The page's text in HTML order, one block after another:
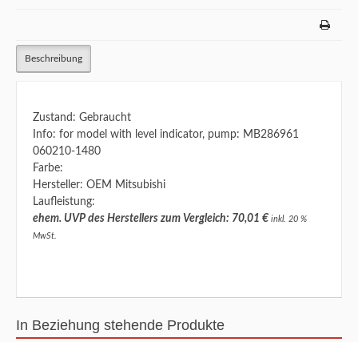
Beschreibung
Zustand: Gebraucht
Info: for model with level indicator, pump: MB286961
060210-1480
Farbe:
Hersteller: OEM Mitsubishi
Laufleistung:
ehem. UVP des Herstellers zum Vergleich: 70,01 € inkl. 20 %
MwSt.
In Beziehung stehende Produkte